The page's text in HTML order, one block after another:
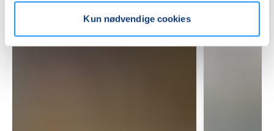
Kun nødvendige cookies